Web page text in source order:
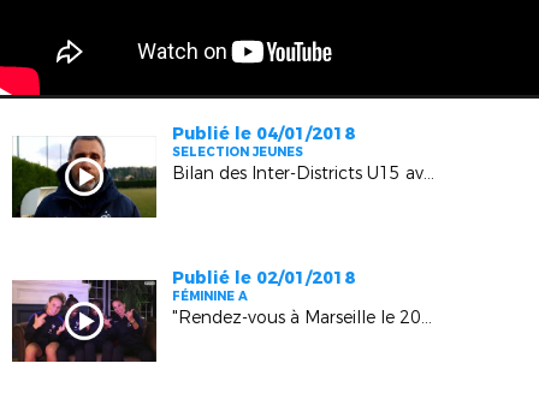
Publié le 04/01/2018
SELECTION JEUNES
Bilan des Inter-Districts U15 avec le CTR Laurent Lauzun
Publié le 02/01/2018
FÉMININE A
"Rendez-vous à Marseille le 20 janvier !"